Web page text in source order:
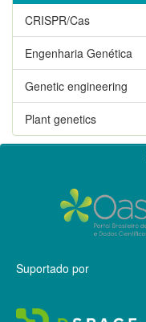
CRISPR/Cas
Engenharia Genética
Genetic engineering
Plant genetics
Suportado por